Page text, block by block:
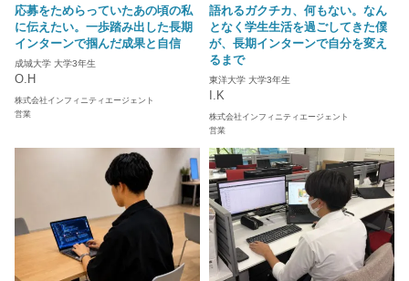
応募をためらっていたあの頃の私
に伝えたい。一歩踏み出した長期
インターンで掴んだ成果と自信
成城大学 大学3年生
O.H
株式会社インフィニティエージェント
営業
語れるガクチカ、何もない。なん
となく学生生活を過ごしてきた僕
が、長期インターンで自分を変え
るまで
東洋大学 大学3年生
I.K
株式会社インフィニティエージェント
営業